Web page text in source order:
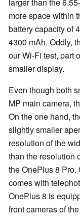
more space within
battery capacity of
4300 mAh. Oddly,
our Wi-Fi test, part
smaller display.
Even though both
MP main camera,
On the one hand,
slightly smaller
resolution of the
than the resolution
the OnePlus 8 Pro.
comes with
OnePlus 8 is
front cameras of